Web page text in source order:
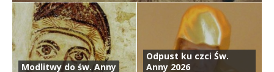
Modlitwy do św. Anny
Odpust ku czci Św.
Anny 2026